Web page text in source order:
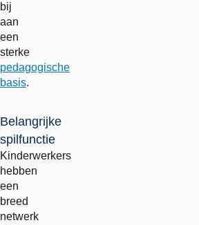
bij
aan
een
sterke
pedagogische
basis.
Belangrijke
spilfunctie
Kinderwerkers
hebben
een
breed
netwerk